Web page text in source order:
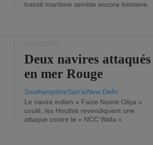
transit maritime semble encore lointaine.
Deux navires attaqués
en mer Rouge
Southampton/San'a/New Delhi
Le navire indien « Faize Noore Oliya »
coulé, les Houthis revendiquent une
attaque contre le « NCC Wafa »